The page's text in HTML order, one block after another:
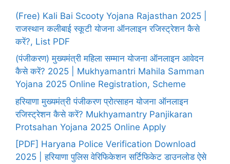
(Free) Kali Bai Scooty Yojana Rajasthan 2025 |
राजस्थान कलीबाई स्कूटी योजना ऑनलाइन रजिस्ट्रेशन कैसे
करें?, List PDF
(पंजीकरण) मुख्यमंत्री महिला सम्मान योजना ऑनलाइन आवेदन
कैसे करें? 2025 | Mukhyamantri Mahila Samman
Yojana 2025 Online Registration, Scheme
हरियाणा मुख्यमंत्री पंजीकरण प्रोत्साहन योजना ऑनलाइन
रजिस्ट्रेशन कैसे करें? Mukhyamantry Panjikaran
Protsahan Yojana 2025 Online Apply
[PDF] Haryana Police Verification Download
2025 | हरियाणा पुलिस वेरिफिकेशन सर्टिफिकेट डाउनलोड ऐसे